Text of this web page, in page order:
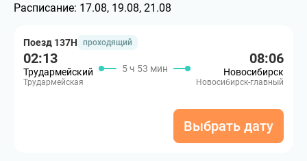
Расписание: 17.08, 19.08, 21.08
Поезд 137Н проходящий
02:13
Трудармейский
Трудармейская
5 ч 53 мин
08:06
Новосибирск
Новосибирск-главный
Выбрать дату